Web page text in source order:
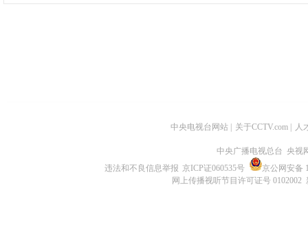
中央电视台网站 关于CCTV.com 人
中央广播电视总台 央视
违法和不良信息举报 京ICP证060535号
京公网安备
网上传播视听节目许可证号 0102002